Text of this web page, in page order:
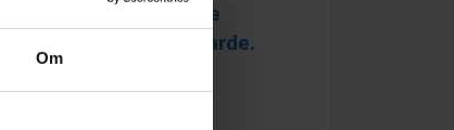
Om
Emma kunne tage
Det Blå Gymnasium Varde.